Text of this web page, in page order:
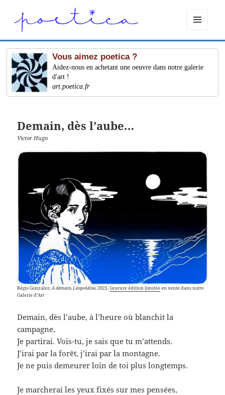
ET
WIDGETS
Vous aimez poetica ?
Aidez-nous en achetant une oeuvre dans notre galerie
d'art !
art.poetica.fr
Demain, dès l’aube…
Victor Hugo
Régis Gonzalez,A demain, Léopoldine, 2021.Gravure édition limitéeen vente dans notre
Galerie d’Art
Demain, dès l’aube, à l’heure où blanchit la
campagne,
Je partirai. Vois-tu, je sais que tu m’attends.
J’irai par la forêt, j’irai par la montagne.
Je ne puis demeurer loin de toi plus longtemps.
Je marcherai les yeux fixés sur mes pensées,